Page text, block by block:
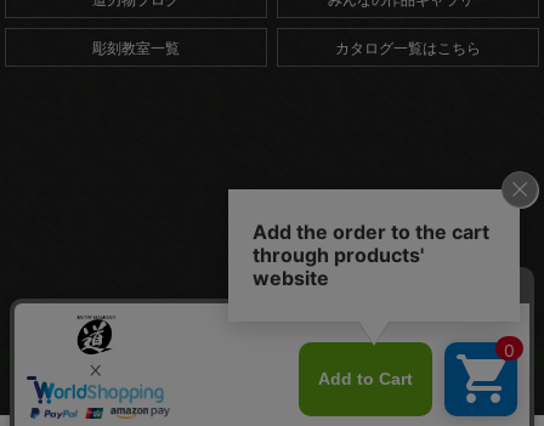
彫刻教室一覧 カタログ一覧はこちら
Copyright (C) 道刃物工業株式会社. All Rights Reserved.